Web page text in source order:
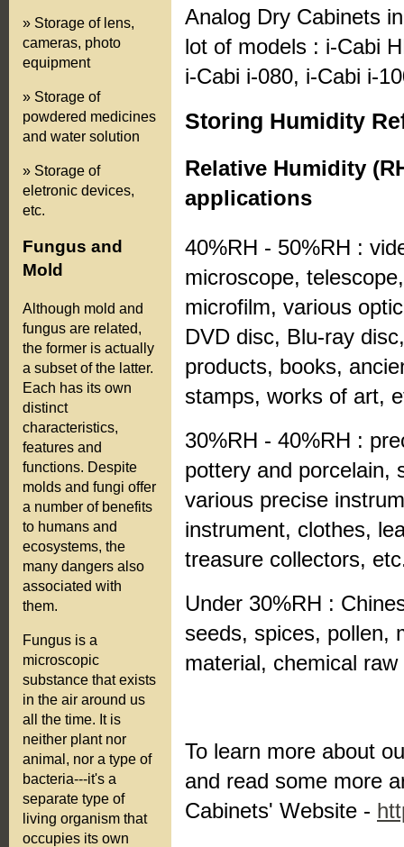
» Storage of lens,
cameras, photo
equipment
» Storage of
powdered medicines
and water solution
» Storage of
eletronic devices,
etc.
Fungus and
Mold
Although mold and
fungus are related,
the former is actually
a subset of the latter.
Each has its own
distinct
characteristics,
features and
functions. Despite
molds and fungi offer
a number of benefits
to humans and
ecosystems, the
many dangers also
associated with
them.
Fungus is a
microscopic
substance that exists
in the air around us
all the time. It is
neither plant nor
animal, nor a type of
bacteria---it's a
separate type of
living organism that
occupies its own
Analog Dry Cabinets
lot of models : i-Cabi
i-Cabi i-080, i-Cabi i-
Storing Humidity
Relative Humidity
applications
40%RH - 50%RH :
microscope,
microfilm, various
DVD disc, Blu-ray
products, books,
stamps, works of art,
30%RH - 40%RH :
pottery and porcelain,
various precise
instrument, clothes,
treasure collectors,
Under 30%RH :
seeds, spices, pollen,
material, chemical
To learn more about
and read some more
Cabinets' Website -